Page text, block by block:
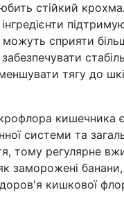
стійкий
сприяти
тягу до
кишечника
системи та
тому регулярне
заморожені
кишкової